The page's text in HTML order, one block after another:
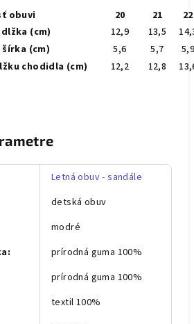
obuvi 20 21
22
(cm)
12,9 13,5
(cm)
5,6 5,7
chodidla (cm)
12,2 12,8
Letná obuv - sandále
detská obuv
modré
:
prírodná guma 100%
prírodná guma 100%
textil 100%